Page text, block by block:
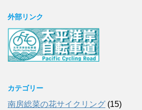
ブ
外部リンク
カテゴリー
南房総菜の花サイクリング (15)